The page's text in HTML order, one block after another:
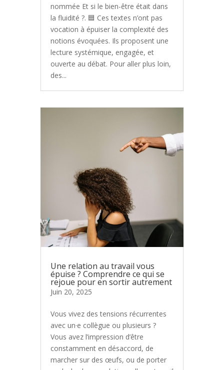
nommée Et si le bien-être était dans
la fluidité ?. 🟦 Ces textes n’ont pas
vocation à épuiser la complexité des
notions évoquées. Ils proposent une
lecture systémique, engagée, et
ouverte au débat. Pour aller plus loin,
des...
Une relation au travail vous
épuise ? Comprendre ce qui se
rejoue pour en sortir autrement
Juin 20, 2025
Vous vivez des tensions récurrentes
avec un·e collègue ou plusieurs ?
Vous avez l’impression d’être
constamment en désaccord, de
marcher sur des œufs, ou de porter